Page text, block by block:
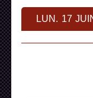
LUN. 17